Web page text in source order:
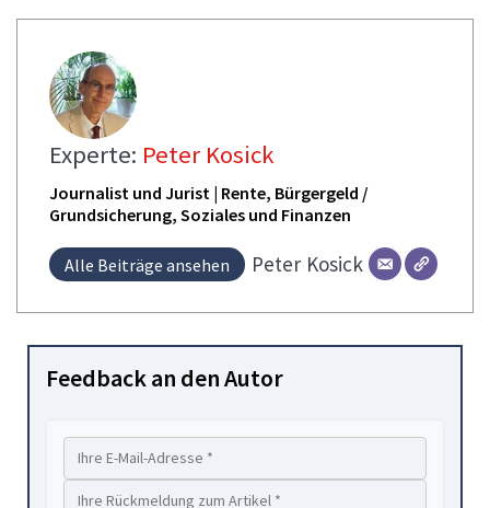
Experte: Peter Kosick
Journalist und Jurist | Rente, Bürgergeld /
Grundsicherung, Soziales und Finanzen
Alle Beiträge ansehen Peter Kosick
Feedback an den Autor